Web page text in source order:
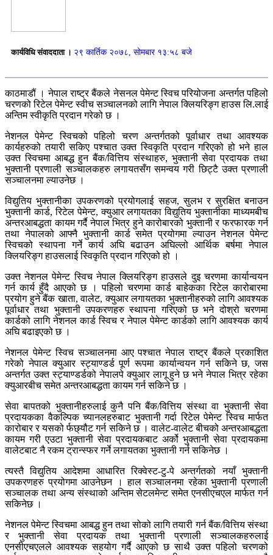
कार्यविधि संवाददाता । २९ कार्तिक २०७८, सोमबार १३:५८ बजे
काठमाडौं । नेपाल राष्ट्र बैंकले नेसनल पेमेन्ट स्विच परियोजना अन्तर्गत पहिलो
चरणको रिटेल पेमेन्ट स्वीच सञ्चालनको लागि नेपाल क्लियरिङ्ग हाउस लि.लाई
अन्तिम स्वीकृति प्रदान गरेको छ ।
नेशनल पेमेन्ट स्विचको पहिलो चरण अन्तर्गतको पूर्वाधार तथा आवश्यक
कार्यहरुको तयारी सकिए पश्चात उक्त स्विकृति प्रदान गरिएको हो भने हाल
उक्त स्विचमा आबद्ध हुन बैंक/वित्तिय संस्थाहरु, भुक्तानी सेवा प्रदायक तथा
भुक्तानी प्रणाली सञ्चालकहरु लगायतसँग समन्वय गरी छिट्टै उक्त प्रणाली
सञ्चालनमा ल्याउनेछ ।
विद्युतिय भुक्तानीका उपकरणको प्रयोगलाई सहज, सुलभ र सुरक्षित बनाउन
भुक्तानी कार्ड, रिटेल पेमेन्ट, क्युआर लगायतका विद्युतिय भुक्तानीका माध्यमबीच
अन्तरआबद्धता कायम गर्दै नेपाल भित्र हुने कारोबारको भुक्तानी र फरफारक गर्न
तथा नेपालको आफ्नै भुक्तानी कार्ड समेत प्रयोगमा ल्याउन नेशनल पेमेन्ट
स्विचको स्थापना गर्ने कार्य अघि बढाउन अघिल्लो आर्थिक बर्षमा नेपाल
क्लियरिङ्ग हाउसलाई स्विकृति प्रदान गरिएको हो ।
उक्त नेशनल पेमेन्ट स्विच नेपाल क्लियरिङ्ग हाउसले दुइ चरणमा कार्यान्वयन
गर्न कार्य हुँदै आएको छ । पहिलो चरणमा कार्ड बाहेकका रिटेल कारोबारमा
प्रयोग हुने बैंक खाता, वालेट, क्युआर लगायतका भुक्तानीहरुको लागि आवश्यक
पूर्वाधार तथा भुक्तानी उपकरणहरु स्थापना गरिएको छ भने दोश्रो चरणमा
कार्डको लागि नेशनल कार्ड स्विच र नेपाल पेमेन्ट कार्डको लागि आवश्यक कार्य
अघि बढाइएको छ ।
नेशनल पेमेन्ट स्विच सञ्चालनमा आए पश्चात नेपाल राष्ट्र बैंकले प्रकाशित
गरेको नेपाल क्युआर स्ट्याण्डर्ड पूर्ण रूपमा कार्यान्वयन गर्न सकिने छ, जस
अन्तर्गत उक्त स्ट्याण्डर्डको नेपालपे क्युआर लागू हुने छ भने नेपाल भित्र रहेका
क्युआरबीच समेत अन्तरआबद्धता कायम गर्न सकिने छ ।
सेवा बापतको भुक्तानीहरुलाई कुनै पनि बैंक/वित्तिय संस्था वा भुक्तानी सेवा
प्रदायकका वैकल्पिक च्यानलहरुबाट भुक्तानी गर्दा रिटेल पेमेन्ट स्विच मार्फत
कारोबार र यसको र्फछ्यौट गर्न सकिने छ । वालेट-वालेट बीचको अन्तरआबद्धता
कायम गरी एउटा भुक्तानी सेवा प्रदायकबाट अर्को भुक्तानी सेवा प्रदायकमा
वालेटबाट नै रकम ट्रान्स्फर गर्ने लगायतका भुक्तानी गर्न सकिनेछ ।
त्यस्तै विद्युतिय आदेशमा आधारित रिक्वेस्ट-टु-पे अन्तर्गतको नयाँ भुक्तानी
उपकरणहरु प्रयोगमा आउनेछन । हाल सञ्चालनमा रहेका भुक्तानी प्रणाली
सञ्चालक तथा अन्य संस्थाको अन्तिम सेटलमेन्ट समेत एनसीएचएल मार्फत गर्न
सकिनेछ ।
नेशनल पेमेन्ट स्विचमा आबद्ध हुन तथा सोको लागि तयारी गर्न बैंक/वित्तिय संस्था
र भुक्तानी सेवा प्रदायक तथा भुक्तानी प्रणाली सञ्चालकहरुलाई
एनसीएचएलले आवश्यक सहयोग गर्दै आएको छ साथै उक्त पहिलो चरणको